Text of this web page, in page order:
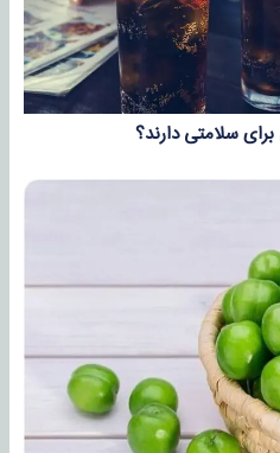
سلامتی دارند؟